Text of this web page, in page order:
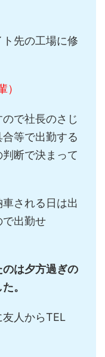
先の工場に修
）
で社長のさじ
等で出勤する
断で決まって
される日は出
で出勤せ
は夕方過ぎの
。
人からTEL